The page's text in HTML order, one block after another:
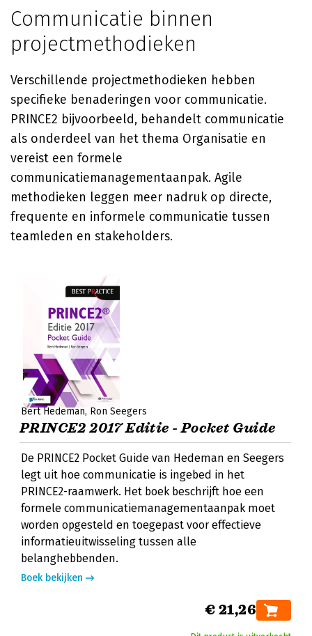
Communicatie binnen
projectmethodieken
Verschillende projectmethodieken hebben
specifieke benaderingen voor communicatie.
PRINCE2 bijvoorbeeld, behandelt communicatie
als onderdeel van het thema Organisatie en
vereist een formele
communicatiemanagementaanpak. Agile
methodieken leggen meer nadruk op directe,
frequente en informele communicatie tussen
teamleden en stakeholders.
Bert Hedeman Ron Seegers
PRINCE2 2017 Editie - Pocket Guide
De PRINCE2 Pocket Guide van Hedeman en Seegers
legt uit hoe communicatie is ingebed in het
PRINCE2-raamwerk. Het boek beschrijft hoe een
formele communicatiemanagementaanpak moet
worden opgesteld en toegepast voor effectieve
informatieuitwisseling tussen alle
belanghebbenden.
Boek bekijken
€ 21,26